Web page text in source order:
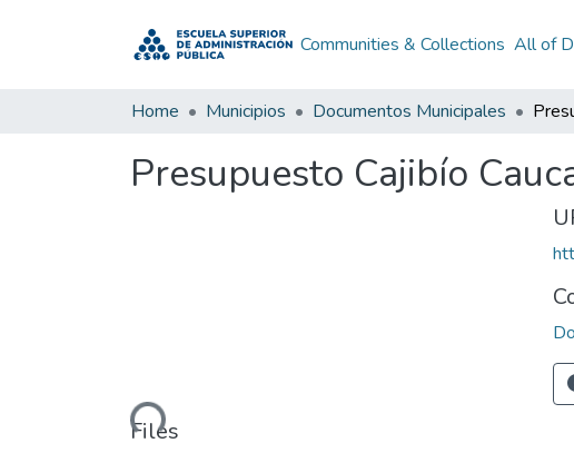
Communities & Collections All of
Home Municipios Documentos Municipales
Presupuesto Cajibío
Loading...
Files